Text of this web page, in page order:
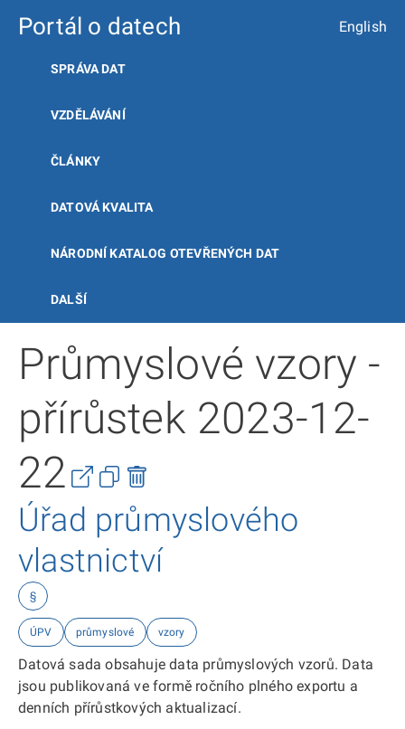
Portál o datech English
SPRÁVA DAT
VZDĚLÁVÁNÍ
ČLÁNKY
DATOVÁ KVALITA
NÁRODNÍ KATALOG OTEVŘENÝCH DAT
DALŠÍ
Průmyslové vzory -
přírůstek 2023-12-
22
Úřad průmyslového
vlastnictví
§
ÚPV průmyslové vzory
Datová sada obsahuje data průmyslových vzorů. Data
jsou publikovaná ve formě ročního plného exportu a
denních přírůstkových aktualizací.